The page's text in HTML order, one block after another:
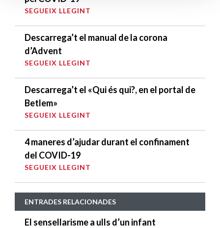
SEGUEIX LLEGINT
Descarrega’t el manual de la corona
d’Advent
SEGUEIX LLEGINT
Descarrega’t el «Qui és qui?, en el portal de
Betlem»
SEGUEIX LLEGINT
4 maneres d’ajudar durant el confinament
del COVID-19
SEGUEIX LLEGINT
ENTRADES RELACIONADES
El sensellarisme a ulls d’un infant